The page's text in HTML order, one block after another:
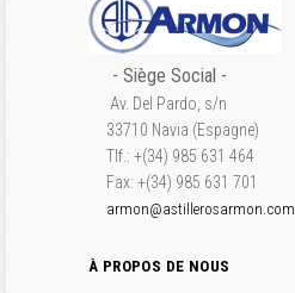
- Siège Social -
Av. Del Pardo, s/n
33710 Navia (Espagne)
Tlf.: +(34) 985 631 464
Fax: +(34) 985 631 701
armon@astillerosarmon.com
À PROPOS DE NOUS